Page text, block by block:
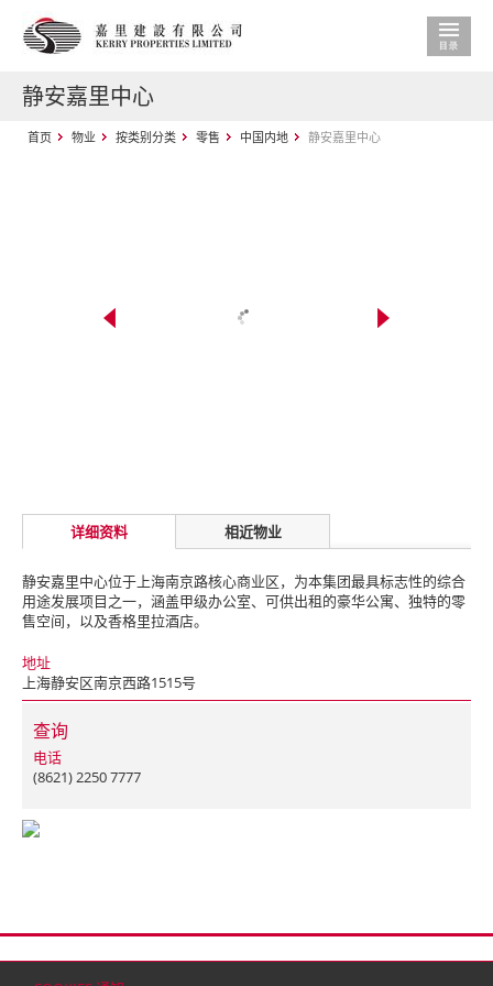
静安嘉里中心
首页 物业 按类别分类 零售 中国内地 静安嘉里中心
详细资料 相近物业
静安嘉里中心位于上海南京路核心商业区，为本集团最具标志性的综合
用途发展项目之一，涵盖甲级办公室、可供出租的豪华公寓、独特的零
售空间，以及香格里拉酒店。
地址
上海静安区南京西路1515号
查询
电话
(8621) 2250 7777